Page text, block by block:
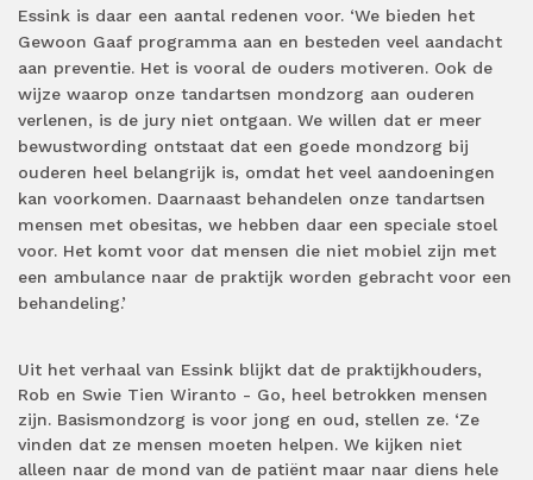
Essink is daar een aantal redenen voor. ‘We bieden het
Gewoon Gaaf programma aan en besteden veel aandacht
aan preventie. Het is vooral de ouders motiveren. Ook de
wijze waarop onze tandartsen mondzorg aan ouderen
verlenen, is de jury niet ontgaan. We willen dat er meer
bewustwording ontstaat dat een goede mondzorg bij
ouderen heel belangrijk is, omdat het veel aandoeningen
kan voorkomen. Daarnaast behandelen onze tandartsen
mensen met obesitas, we hebben daar een speciale stoel
voor. Het komt voor dat mensen die niet mobiel zijn met
een ambulance naar de praktijk worden gebracht voor een
behandeling.’
Uit het verhaal van Essink blijkt dat de praktijkhouders,
Rob en Swie Tien Wiranto - Go, heel betrokken mensen
zijn. Basismondzorg is voor jong en oud, stellen ze. ‘Ze
vinden dat ze mensen moeten helpen. We kijken niet
alleen naar de mond van de patiënt maar naar diens hele